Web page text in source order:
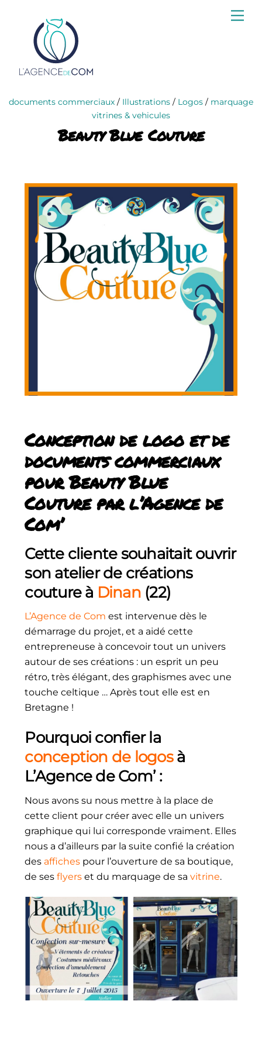
content
documents commerciaux / Illustrations / Logos / marquage
vitrines & vehicules
Beauty Blue Couture
Conception de logo et de
documents commerciaux
pour Beauty Blue
Couture par l’Agence de
Com’
Cette cliente souhaitait ouvrir
son atelier de créations
couture à Dinan (22)
L’Agence de Com est intervenue dès le
démarrage du projet, et a aidé cette
entrepreneuse à concevoir tout un univers
autour de ses créations : un esprit un peu
rétro, très élégant, des graphismes avec une
touche celtique … Après tout elle est en
Bretagne !
Pourquoi confier la
conception de logosà
L’Agence de Com’ :
Nous avons su nous mettre à la place de
cette client pour créer avec elle un univers
graphique qui lui corresponde vraiment. Elles
nous a d’ailleurs par la suite confié la création
des affiches pour l’ouverture de sa boutique,
de sesflyerset du marquage de savitrine.